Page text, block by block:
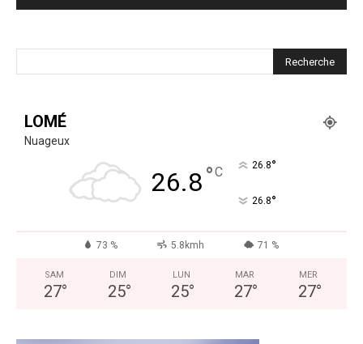
LOMÉ
Nuageux
26.8°C 26.8°
26.8°
73 % 5.8kmh 71 %
SAM
27°
DIM
25°
LUN
25°
MAR
27°
MER
27°